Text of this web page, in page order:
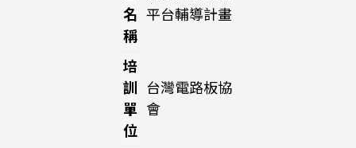
名
稱
平台輔導計畫
培
訓
單
位
台灣電路板協
會